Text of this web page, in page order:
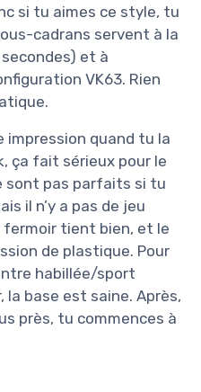
si tu aimes ce style, tu
cadrans servent à la
et à
VK63. Rien
impression quand tu la
ça fait sérieux pour le
sont pas parfaits si tu
il n’y a pas de jeu
fermoir tient bien, et le
de plastique. Pour
habillée/sport
la base est saine. Après,
près, tu commences à